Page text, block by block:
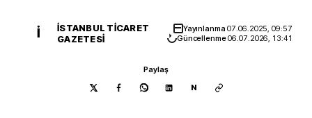
İ
İSTANBUL TICARET
GAZETESI
Yayınlanma07.06.2025, 09:57
Güncellenme06.07.2026, 13:41
Paylaş
N